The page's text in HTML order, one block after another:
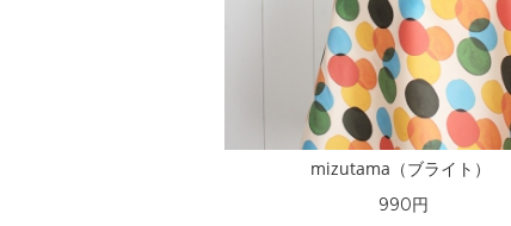
mizutama（ブライト）
990円